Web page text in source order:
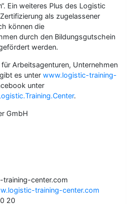
Ein weiteres Plus des Logistic
als zugelassener
können die
durch den Bildungsgutschein
werden.
Arbeitsagenturen, Unternehmen
es unter www.logistic-training-
unter
.
GmbH
training-center.com
training-center.com
20